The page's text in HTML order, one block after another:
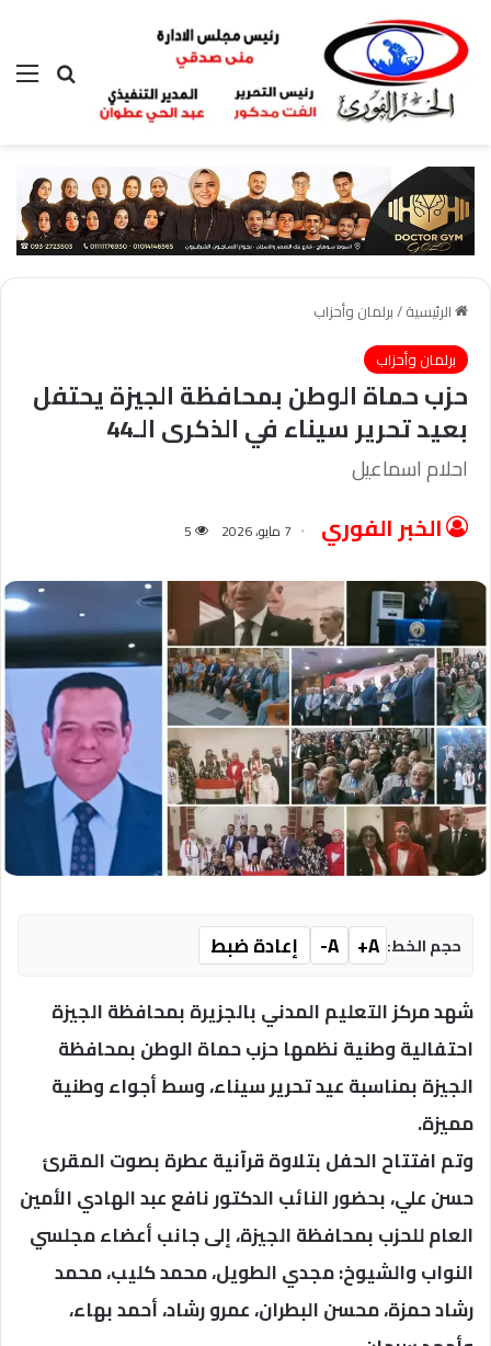
بحث عن
الرئيسية/برلمان وأحزاب
برلمان وأحزاب
حزب حماة الوطن بمحافظة الجيزة يحتفل
بعيد تحرير سيناء في الذكرى الـ44
احلام اسماعيل
الخبر الفوري 7 مايو، 2026 5
حجم الخط: A+
A-
إعادة ضبط
شهد مركز التعليم المدني بالجزيرة بمحافظة الجيزة
احتفالية وطنية نظمها حزب حماة الوطن بمحافظة
الجيزة بمناسبة عيد تحرير سيناء، وسط أجواء وطنية
مميزة.
وتم افتتاح الحفل بتلاوة قرآنية عطرة بصوت المقرئ
حسن علي، بحضور النائب الدكتور نافع عبد الهادي الأمين
العام للحزب بمحافظة الجيزة، إلى جانب أعضاء مجلسي
النواب والشيوخ: مجدي الطويل، محمد كليب، محمد
رشاد حمزة، محسن البطران، عمرو رشاد، أحمد بهاء،